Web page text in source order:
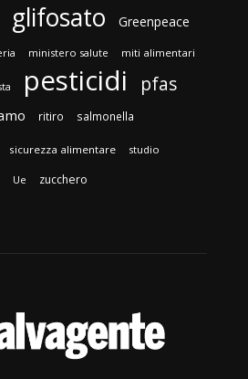
glifosato Greenpeace
ministero salute miti alimentari
pesticidi pfas
ritiro salmonella
sicurezza alimentare studio
Ue zucchero